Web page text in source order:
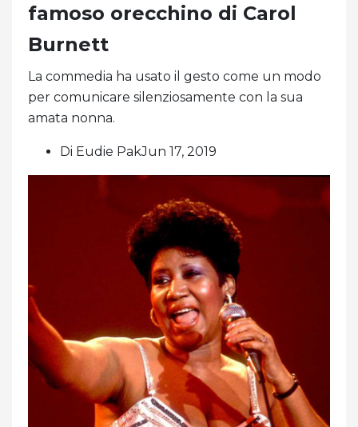
famoso orecchino di Carol
Burnett
La commedia ha usato il gesto come un modo
per comunicare silenziosamente con la sua
amata nonna.
Di Eudie PakJun 17, 2019